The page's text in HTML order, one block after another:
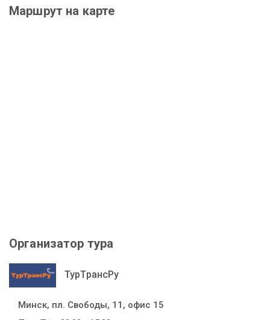
Маршрут на карте
Организатор тура
ТурТрансРу
Минск, пл. Свободы, 11, офис 15